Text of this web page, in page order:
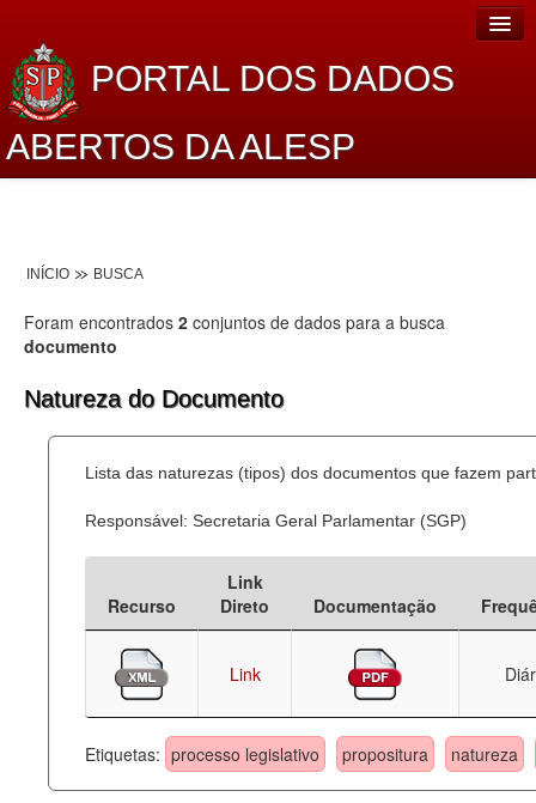
PORTAL DOS DADOS
ABERTOS DA ALESP
Lei de Acesso à Informação
Dados Governamentais Abertos
Planejamento
Catálogo de dados
Processo Legislativo
Administração
Legislação
Agenda
Perguntas frequentes
INÍCIO BUSCA
Foram encontrados 2 conjuntos de dados para a busca
documento
Natureza do Documento
Lista das naturezas (tipos) dos documentos que fazem
Responsável: Secretaria Geral Parlamentar (SGP)
Recurso
Link
Direto
Documentação
Link
Etiquetas: processo legislativo propositura natureza